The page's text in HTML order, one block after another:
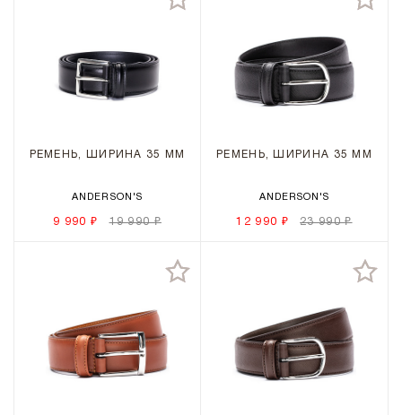
РЕМЕНЬ, ШИРИНА 35 ММ
ANDERSON'S
9 990 ₽ 19 990 ₽
РЕМЕНЬ, ШИРИНА 35 ММ
ANDERSON'S
12 990 ₽ 23 990 ₽